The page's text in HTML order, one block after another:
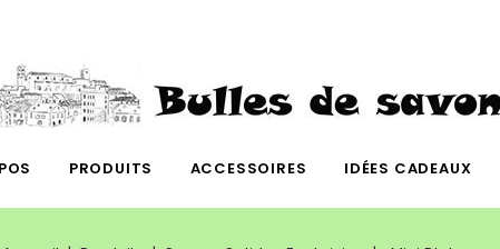
PRODUITS ACCESSOIRES IDÉES CADEAUX